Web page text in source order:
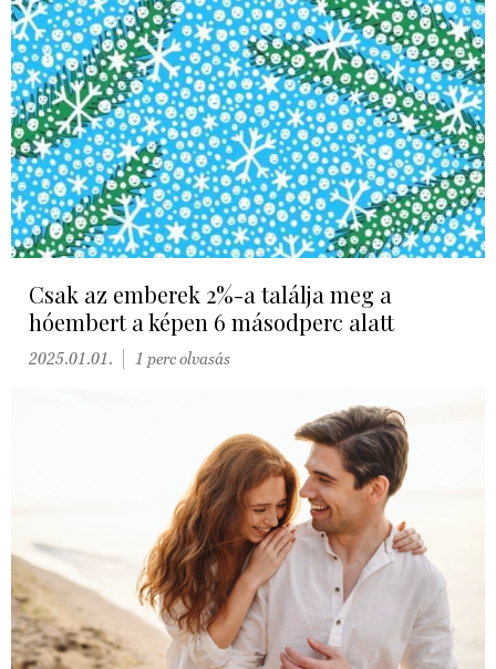
Csak az emberek 2%-a találja meg a
hóembert a képen 6 másodperc alatt
2025.01.01. 1 perc olvasás